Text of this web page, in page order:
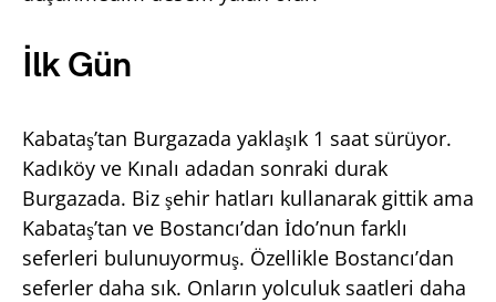
İlk Gün
Kabataş’tan Burgazada yaklaşık 1 saat sürüyor.
Kadıköy ve Kınalı adadan sonraki durak
Burgazada. Biz şehir hatları kullanarak gittik ama
Kabataş’tan ve Bostancı’dan İdo’nun farklı
seferleri bulunuyormuş. Özellikle Bostancı’dan
seferler daha sık. Onların yolculuk saatleri daha